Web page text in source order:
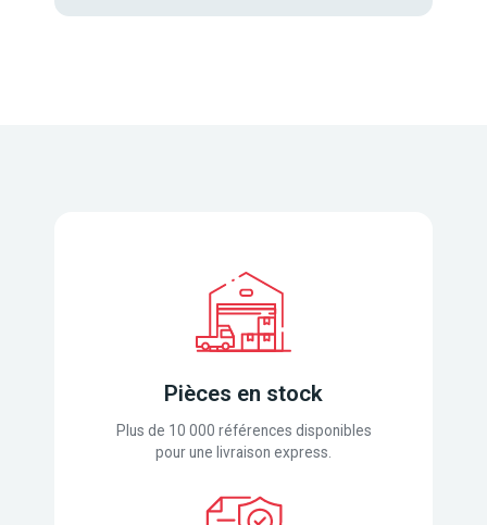
Pièces en stock
Plus de 10 000 références disponibles
pour une livraison express.